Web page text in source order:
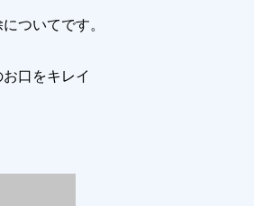
ついてです。
口をキレイ